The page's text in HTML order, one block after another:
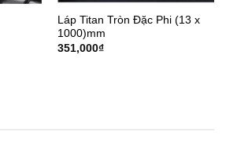
Láp Titan Tròn Đặc Phi (13 x
1000)mm
351,000₫